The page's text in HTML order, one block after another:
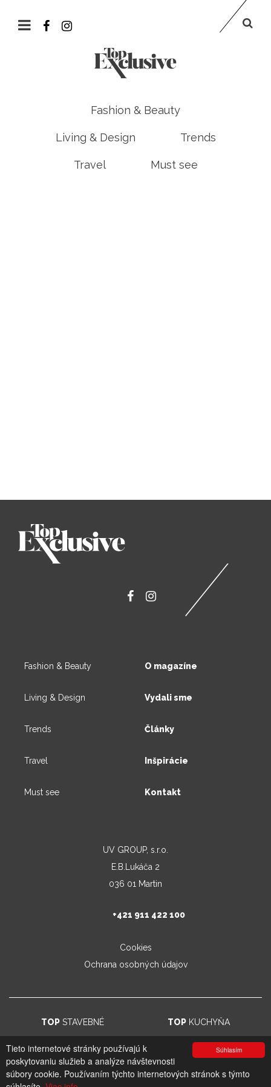
Súhlasím
Tieto internetové stránky používajú k
poskytovaniu služieb a analýze návštevnosti
súbory cookie. Používaním týchto internetových stránok s týmto
Fashion & Beauty
Living & Design Trends
Travel Must see
Fashion & Beauty
Living & Design
Trends
Travel
Must see
O magazíne
Vydali sme
Články
Inšpirácie
Kontakt
UV GROUP, s.r.o.
E.B.Lukáča 2
036 01 Martin
+421 911 422 100
Cookies
Ochrana osobných údajov
TOPSTAVEBNÉ TOP KUCHYŇA
© 2026. UV GROUP s.r.o. | Created by CTS Europe s.r.o.